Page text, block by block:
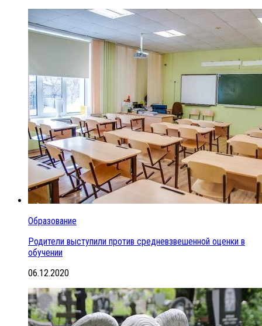
Образование
Родители выступили против средневзвешенной оценки в
обучении
06.12.2020